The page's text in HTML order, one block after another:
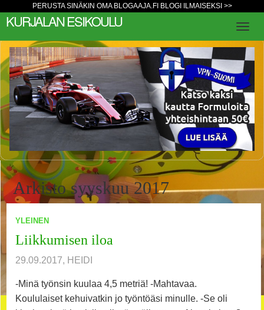
PERUSTA SINÄKIN OMA BLOGAAJA.FI BLOGI ILMAISEKSI >>
KURJALAN ESIKOULU
Arkisto syyskuu 2017
YLEINEN
Liikkumisen iloa
29.09.2017, HEIDI
-Minä työnsin kuulaa 4,5 metriä! -Mahtavaa.
Koululaiset kehuivatkin jo työntöäsi minulle. -Se oli
1 2